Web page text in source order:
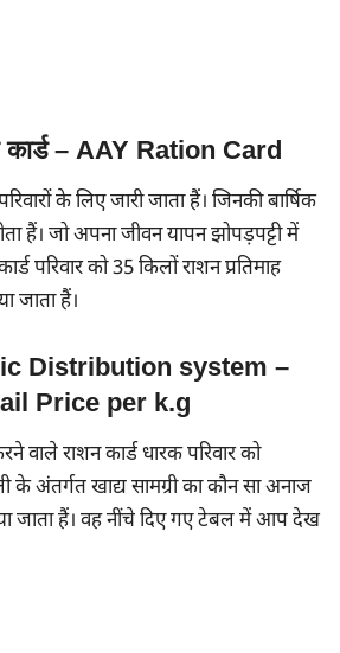
– AAY Ration Card
के लिए जारी जाता हैं। जिनकी बार्षिक
हैं। जो अपना जीवन यापन झोपड़पट्टी में
परिवार को 35 किलों राशन प्रतिमाह
जाता हैं।
Distribution system –
Price per k.g
वाले राशन कार्ड धारक परिवार को
के अंतर्गत खाद्य सामग्री का कौन सा अनाज
जाता हैं। वह नींचे दिए गए टेबल में आप देख